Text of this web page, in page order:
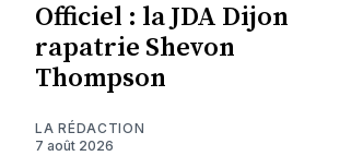
Officiel : la JDA Dijon
rapatrie Shevon
Thompson
LA RÉDACTION
7 août 2026